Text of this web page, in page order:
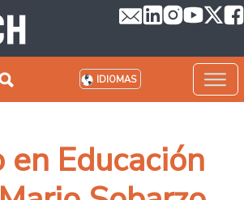
IDIOMAS
en Educación